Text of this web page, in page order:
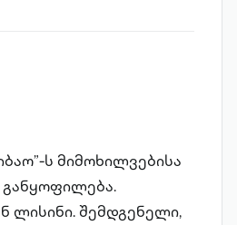
ს მიმოხილვებისა
განყოფილება.
ლისინი. შემდგენელი,